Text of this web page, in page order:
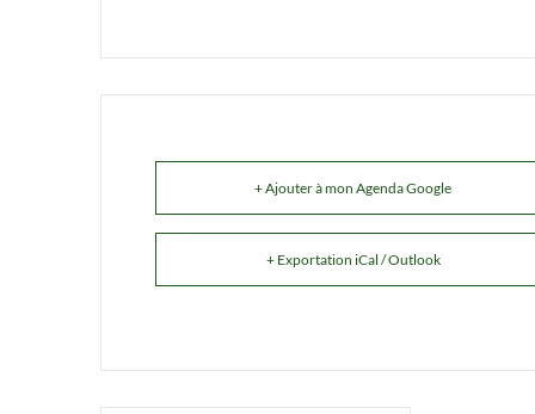
+ Ajouter à mon Agenda Google
+ Exportation iCal / Outlook